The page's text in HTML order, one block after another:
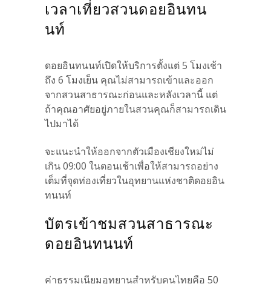
เวลาเที่ยวสวนดอยอินทน
นท์
ดอยอินทนนท์เปิดให้บริการตั้งแต่ 5 โมงเช้า
ถึง 6 โมงเย็น คุณไม่สามารถเข้าและออก
จากสวนสาธารณะก่อนและหลังเวลานี้ แต่
ถ้าคุณอาศัยอยู่ภายในสวนคุณก็สามารถเดิน
ไปมาได้
จะแนะนำให้ออกจากตัวเมืองเชียงใหม่ไม่
เกิน 09:00 ในตอนเช้าเพื่อให้สามารถอย่าง
เต็มที่จุดท่องเที่ยวในอุทยานแห่งชาติดอยอิน
ทนนท์
บัตรเข้าชมสวนสาธารณะ
ดอยอินทนนท์
ค่าธรรมเนียมอุทยานสำหรับคนไทยคือ 50